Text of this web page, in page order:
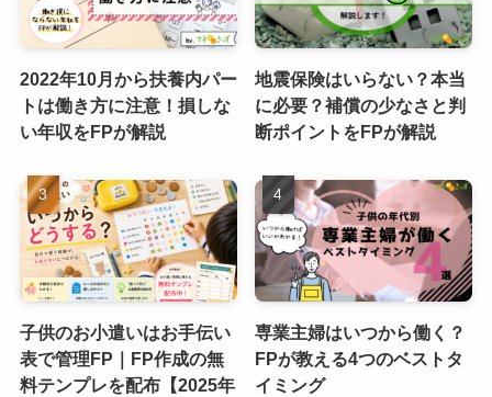
2022年10月から扶養内パー
トは働き方に注意！損しな
い年収をFPが解説
地震保険はいらない？本当
に必要？補償の少なさと判
断ポイントをFPが解説
子供のお小遣いはお手伝い
表で管理FP｜FP作成の無
料テンプレを配布【2025年
専業主婦はいつから働く？
FPが教える4つのベストタ
イミング